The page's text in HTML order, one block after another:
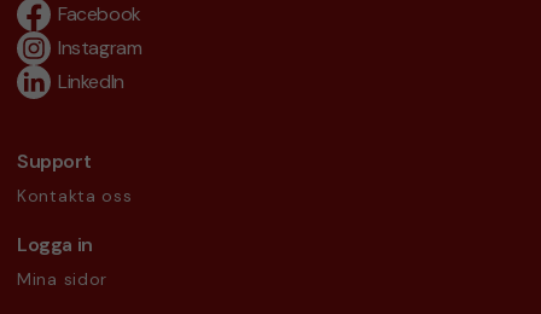
Facebook
Instagram
LinkedIn
Support
Kontakta oss
Logga in
Mina sidor